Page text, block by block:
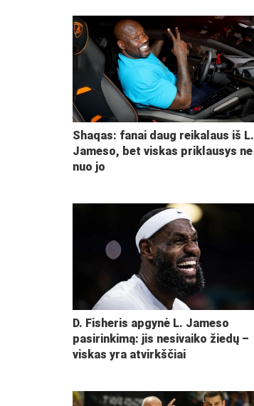
Shaqas: fanai daug reikalaus iš L.
Jameso, bet viskas priklausys ne
nuo jo
D. Fisheris apgynė L. Jameso
pasirinkimą: jis nesivaiko žiedų –
viskas yra atvirkščiai